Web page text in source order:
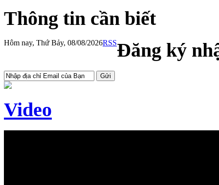
Thông tin cần biết
Hôm nay, Thứ Bảy, 08/08/2026RSSĐăng ký
Video